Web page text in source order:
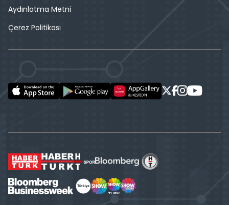
Aydınlatma Metni
Çerez Politikası